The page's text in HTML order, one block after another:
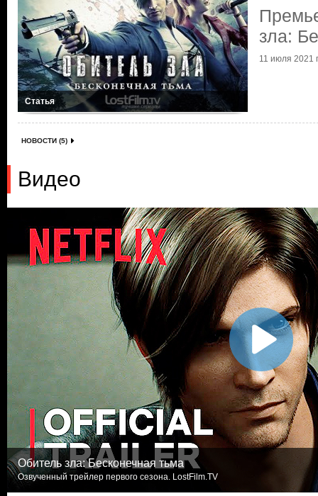
Статья
зла:
11 июля 2021
НОВОСТИ (5)
Видео
Обитель зла: Бесконечная тьма
Озвученный трейлер первого сезона. LostFilm.TV